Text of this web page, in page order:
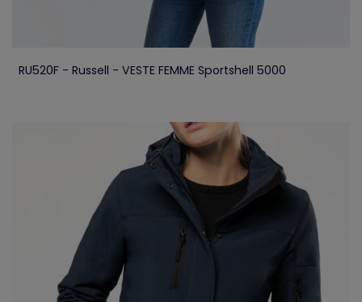
RU520F - Russell - VESTE FEMME Sportshell 5000